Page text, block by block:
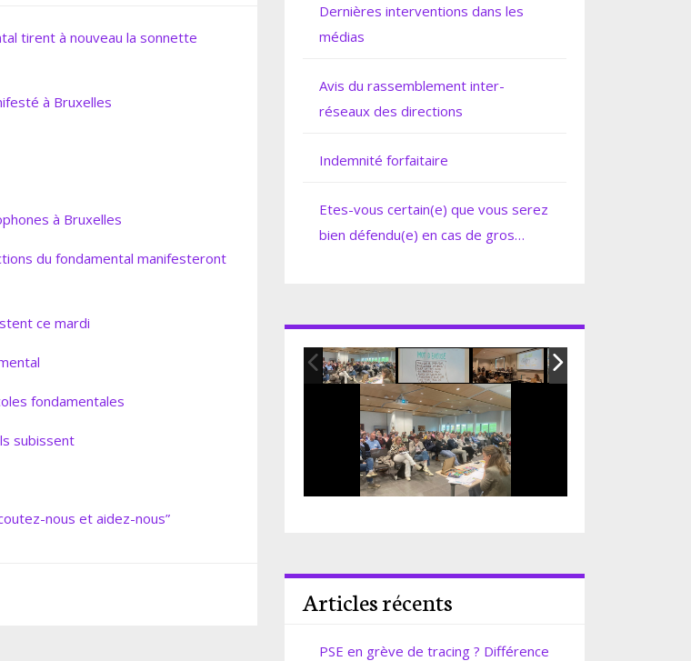
tirent à nouveau la sonnette
à Bruxelles
à Bruxelles
du fondamental manifesteront
ce mardi
fondamentales
subissent
nous et aidez-nous”
Dernières interventions dans les
médias
Avis du rassemblement inter-
réseaux des directions
Indemnité forfaitaire
Etes-vous certain(e) que vous serez
bien défendu(e) en cas de gros
Articles récents
PSE en grève de tracing ? Différence